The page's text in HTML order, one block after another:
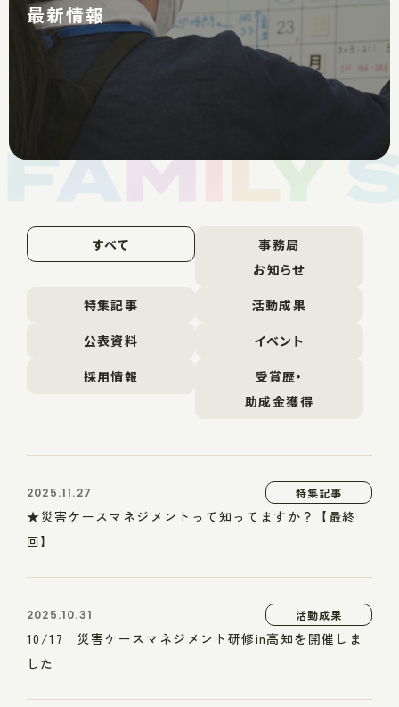
最新情報
すべて
事務局
お知らせ
特集記事
活動成果
公表資料
イベント
採用情報
受賞歴・
助成金獲得
2025.11.27 特集記事
★災害ケースマネジメントって知ってますか？【最終
回】
2025.10.31 活動成果
10/17 災害ケースマネジメント研修in高知を開催しま
した